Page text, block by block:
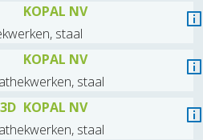
KOPAL NV
staal
KOPAL NV
staal
KOPAL NV
staal